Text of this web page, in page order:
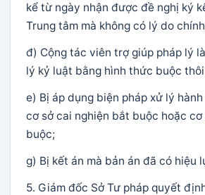
kể từ ngày nhận được đề nghị ký
Trung tâm mà không có lý do
đ) Cộng tác viên trợ giúp pháp lý
lý kỷ luật bằng hình thức buộc
e) Bị áp dụng biện pháp xử lý
cơ sở cai nghiện bắt buộc hoặc
buộc;
g) Bị kết án mà bản án đã có hiệu
5. Giám đốc Sở Tư pháp quyết